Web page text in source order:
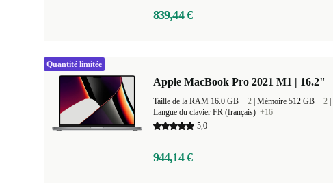
839,44 €
Apple MacBook Pro 2021 M1 | 16.2"
Taille de la RAM 16.0 GB +2 Mémoire 512 GB +2
Langue du clavier FR (français) +16
5,0
944,14 €
Quantité limitée